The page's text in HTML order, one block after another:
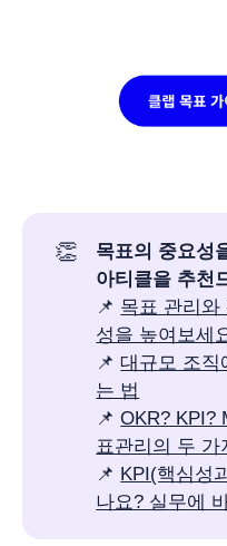
👏
목표의 중요성
아티클을 추천
📌 목표 관리와
성을 높여보세
📌대규모 조직
는 법
📌OKR? KPI?
표관리의 두 가
📌 KPI(핵심성
나요? 실무에